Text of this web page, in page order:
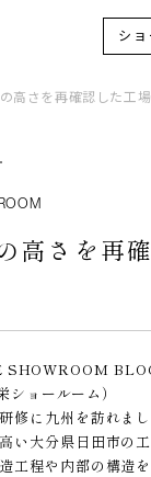
シ
高さを再確認した工
高さを再
ョールーム）
修に九州を訪れま
い大分県日田市の
工程や内部の構造